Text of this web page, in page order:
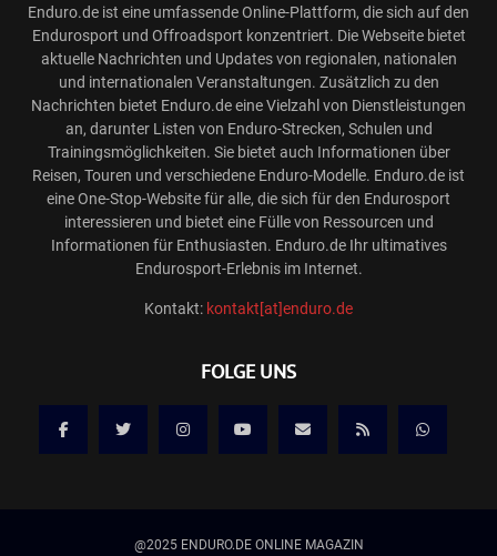
Enduro.de ist eine umfassende Online-Plattform, die sich auf den
Endurosport und Offroadsport konzentriert. Die Webseite bietet
aktuelle Nachrichten und Updates von regionalen, nationalen
und internationalen Veranstaltungen. Zusätzlich zu den
Nachrichten bietet Enduro.de eine Vielzahl von Dienstleistungen
an, darunter Listen von Enduro-Strecken, Schulen und
Trainingsmöglichkeiten. Sie bietet auch Informationen über
Reisen, Touren und verschiedene Enduro-Modelle. Enduro.de ist
eine One-Stop-Website für alle, die sich für den Endurosport
interessieren und bietet eine Fülle von Ressourcen und
Informationen für Enthusiasten. Enduro.de Ihr ultimatives
Endurosport-Erlebnis im Internet.
Kontakt: kontakt[at]enduro.de
FOLGE UNS
@2025 ENDURO.DE ONLINE MAGAZIN